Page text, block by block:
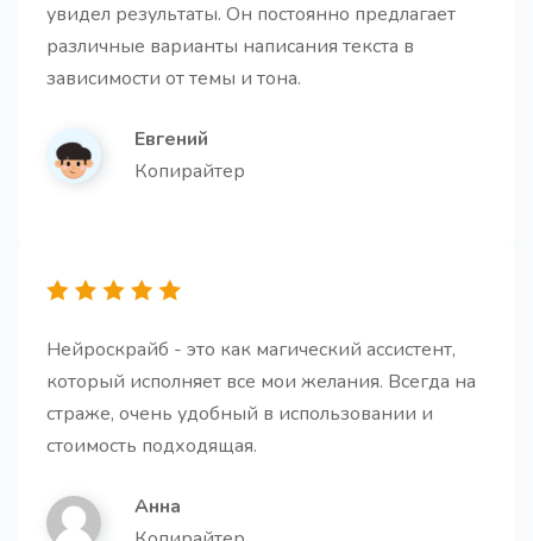
увидел результаты. Он постоянно предлагает
различные варианты написания текста в
зависимости от темы и тона.
Евгений
Копирайтер
Нейроскрайб - это как магический ассистент,
который исполняет все мои желания. Всегда на
страже, очень удобный в использовании и
стоимость подходящая.
Анна